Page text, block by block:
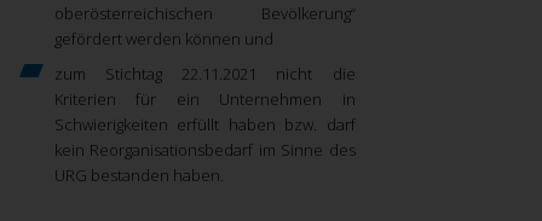
oberösterreichischen Bevölkerung“
gefördert werden können und
zum Stichtag 22.11.2021 nicht die
Kriterien für ein Unternehmen in
Schwierigkeiten erfüllt haben bzw. darf
kein Reorganisationsbedarf im Sinne des
URG bestanden haben.